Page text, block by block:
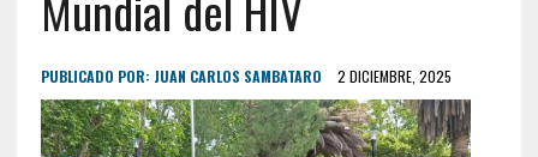
PUBLICADO POR: JUAN CARLOS SAMBATARO 2 DICIEMBRE, 2025